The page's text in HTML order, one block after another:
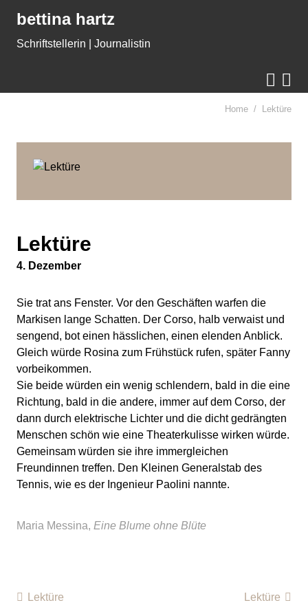
bettina hartz
Schriftstellerin | Journalistin
 
Home Lektüre
Lektüre
4. Dezember
Sie trat ans Fenster. Vor den Geschäften warfen die
Markisen lange Schatten. Der Corso, halb verwaist und
sengend, bot einen hässlichen, einen elenden Anblick.
Gleich würde Rosina zum Frühstück rufen, später Fanny
vorbeikommen.
Sie beide würden ein wenig schlendern, bald in die eine
Richtung, bald in die andere, immer auf dem Corso, der
dann durch elektrische Lichter und die dicht gedrängten
Menschen schön wie eine Theaterkulisse wirken würde.
Gemeinsam würden sie ihre immergleichen
Freundinnen treffen. Den Kleinen Generalstab des
Tennis, wie es der Ingenieur Paolini nannte.
Maria Messina, Eine Blume ohne Blüte
Lektüre
Lektüre